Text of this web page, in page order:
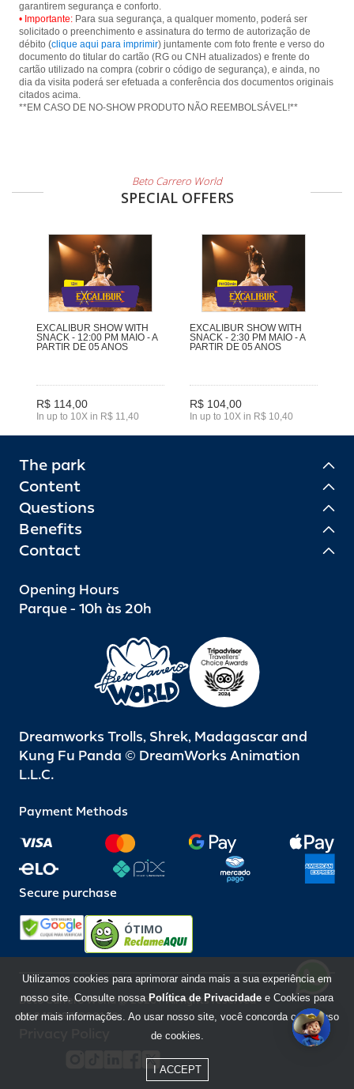
• Importante: Para sua segurança, a qualquer momento, poderá ser
solicitado o preenchimento e assinatura do termo de autorização de
débito (clique aqui para imprimir) juntamente com foto frente e verso do
documento do titular do cartão (RG ou CNH atualizados) e frente do
cartão utilizado na compra (cobrir o código de segurança), e ainda, no
dia da visita poderá ser efetuada a conferência dos documentos originais
citados acima.
**EM CASO DE NO-SHOW PRODUTO NÃO REEMBOLSÁVEL!**
Beto Carrero World
SPECIAL OFFERS
EXCALIBUR SHOW WITH
SNACK - 12:00 PM MAIO - A
PARTIR DE 05 ANOS
R$ 114,00
In up to 10X in R$ 11,40
EXCALIBUR SHOW WITH
SNACK - 2:30 PM MAIO - A
PARTIR DE 05 ANOS
R$ 104,00
In up to 10X in R$ 10,40
The park
Content
Questions
Benefits
Contact
Opening Hours
Parque - 10h às 20h
Dreamworks Trolls, Shrek, Madagascar and
Kung Fu Panda © DreamWorks Animation
L.L.C.
Payment Methods
Secure purchase
ÓTIMO
Beto Carrero World @ 2026 / All rights reserved
85.248.987/0001-10
Utilizamos cookies para aprimorar ainda mais a sua experiência em
nosso site. Consulte nossa Política de Privacidade e Cookies para
obter mais informações. Ao usar nosso site, você concorda com o uso
de cookies.
I ACCEPT